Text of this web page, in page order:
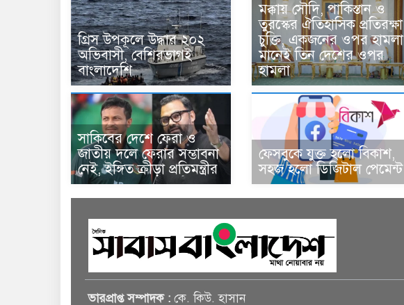
গ্রিস উপকূলে উদ্ধার ২০২
অভিবাসী, বেশিরভাগই
বাংলাদেশি
মক্কায় সৌদি, পাকিস্তান ও
তুরস্কের ঐতিহাসিক প্রতিরক্ষা
চুক্তি, একজনের ওপর হামলা
মানেই তিন দেশের ওপর
হামলা
সাকিবের দেশে ফেরা ও
জাতীয় দলে ফেরার সম্ভাবনা
নেই, ইঙ্গিত ক্রীড়া প্রতিমন্ত্রীর
ফেসবুকে যুক্ত হলো বিকাশ,
সহজ হলো ডিজিটাল পেমেন্ট
ভারপ্রাপ্ত সম্পাদক : কে. কিউ. হাসান